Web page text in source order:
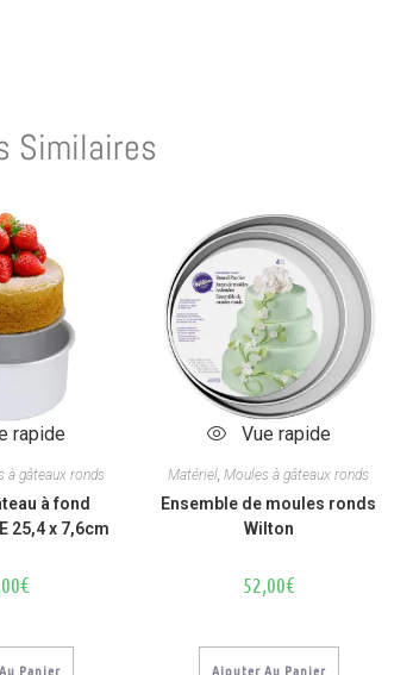
Similaires
rapide
à gâteaux ronds
à fond
25,4 x 7,6cm
€
Panier
Vue rapide
Matériel,Moules à gâteaux ronds
Ensemble de moules ronds
Wilton
52,00€
Ajouter Au Panier